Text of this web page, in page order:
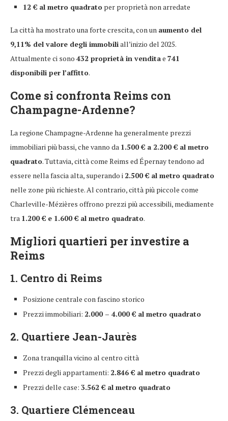
12 € al metro quadrato per proprietà non arredate
La città ha mostrato una forte crescita, con un aumento del
9,11% del valore degli immobiliall’inizio del 2025.
Attualmente ci sono 432 proprietà in venditae 741
disponibili per l’affitto.
Come si confronta Reims con
Champagne-Ardenne?
La regione Champagne-Ardenne ha generalmente prezzi
immobiliari più bassi, che vanno da 1.500 € a 2.200 € al metro
quadrato. Tuttavia, città come Reims ed Épernay tendono ad
essere nella fascia alta, superando i 2.500 € al metro quadrato
nelle zone più richieste. Al contrario, città più piccole come
Charleville-Mézières offrono prezzi più accessibili, mediamente
tra 1.200 € e 1.600 € al metro quadrato.
Migliori quartieri per investire a
Reims
1. Centro di Reims
Posizione centrale con fascino storico
Prezzi immobiliari: 2.000 – 4.000 € al metro quadrato
2. Quartiere Jean-Jaurès
Zona tranquilla vicino al centro città
Prezzi degli appartamenti: 2.846 € al metro quadrato
Prezzi delle case: 3.562 € al metro quadrato
3. Quartiere Clémenceau